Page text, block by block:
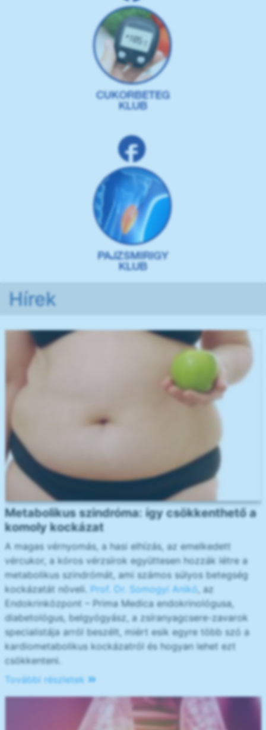
Hírek
Metabolikus szindróma: így csökkenthető a
komoly kockázat
A magas vérnyomás, a hasi elhízás, az emelkedett
vércukor, a kóros vérzsírok együttesen hozzák létre a
metabolikus szindrómát, ami számos súlyos betegség
kockázatát növeli. Prof. Dr. Somogyi Anikó, az
Endokrinközpont – Prima Medica endokrinológusa,
diabetológus, belgyógyász, a zsíranyagcsere-zavarok
specialistája arról beszélt, miért esik egyre több szó a
kardiometabolikus kockázatról és hogyan lehet ezt
csökkenteni.
További részletek